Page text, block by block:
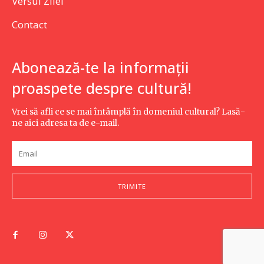
Contact
Abonează-te la informații
proaspete despre cultură!
Vrei să afli ce se mai întâmplă în domeniul cultural? Lasă-
ne aici adresa ta de e-mail.
TRIMITE